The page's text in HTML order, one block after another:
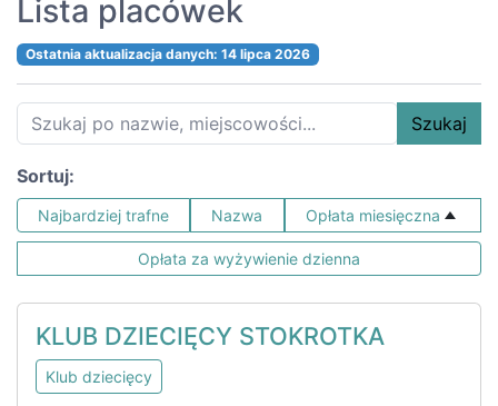
Lista placówek
Ostatnia aktualizacja danych: 14 lipca 2026
Szukaj
Sortuj:
Najbardziej trafne Nazwa Opłata miesięczna
Opłata za wyżywienie dzienna
KLUB DZIECIĘCY STOKROTKA
Klub dziecięcy